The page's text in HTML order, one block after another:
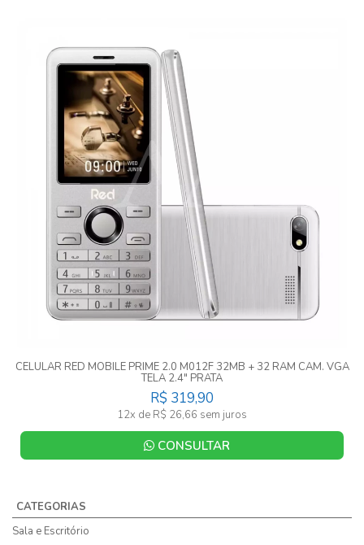
CATEGORIAS
Sala e Escritório
CELULAR RED MOBILE PRIME 2.0 M012F 32MB + 32 RAM CAM. VGA
TELA 2.4" PRATA
R$ 319,90
12x de R$ 26,66 sem juros
CONSULTAR